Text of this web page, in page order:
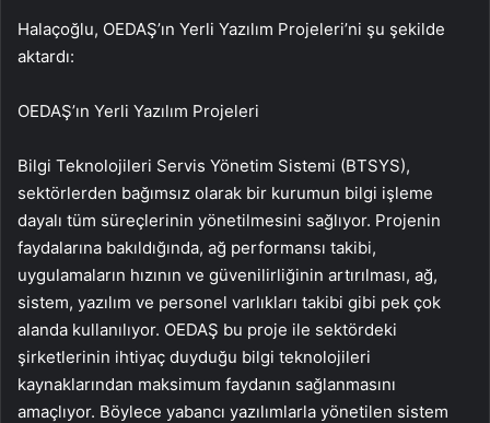
Halaçoğlu, OEDAŞ’ın Yerli Yazılım Projeleri’ni şu şekilde
aktardı:
OEDAŞ’ın Yerli Yazılım Projeleri
Bilgi Teknolojileri Servis Yönetim Sistemi (BTSYS),
sektörlerden bağımsız olarak bir kurumun bilgi işleme
dayalı tüm süreçlerinin yönetilmesini sağlıyor. Projenin
faydalarına bakıldığında, ağ performansı takibi,
uygulamaların hızının ve güvenilirliğinin artırılması, ağ,
sistem, yazılım ve personel varlıkları takibi gibi pek çok
alanda kullanılıyor. OEDAŞ bu proje ile sektördeki
şirketlerinin ihtiyaç duyduğu bilgi teknolojileri
kaynaklarından maksimum faydanın sağlanmasını
amaçlıyor. Böylece yabancı yazılımlarla yönetilen sistem